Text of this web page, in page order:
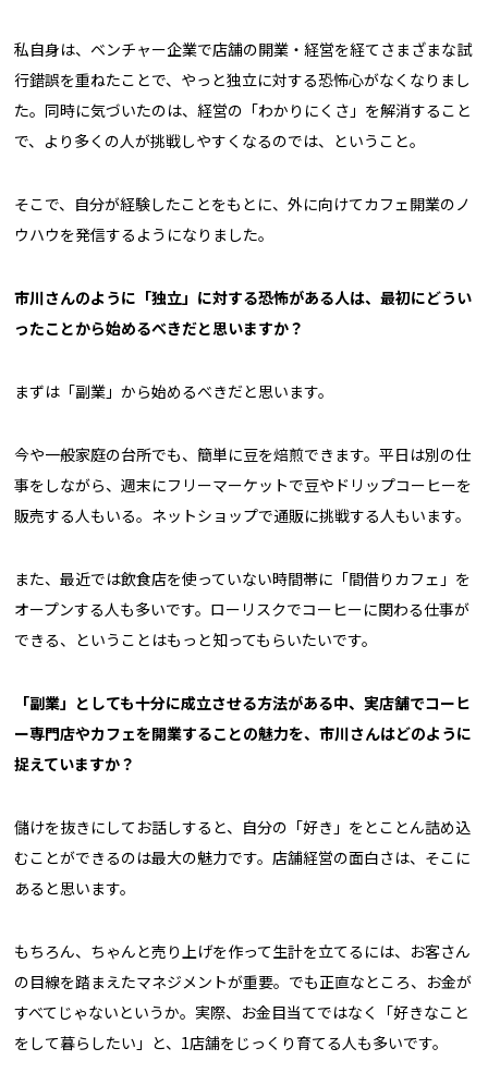
私自身は、ベンチャー企業で店舗の開業・経営を経てさまざまな試
行錯誤を重ねたことで、やっと独立に対する恐怖心がなくなりまし
た。同時に気づいたのは、経営の「わかりにくさ」を解消すること
で、より多くの人が挑戦しやすくなるのでは、ということ。
そこで、自分が経験したことをもとに、外に向けてカフェ開業のノ
ウハウを発信するようになりました。
――市川さんのように「独立」に対する恐怖がある人は、最初にどうい
ったことから始めるべきだと思いますか？
まずは「副業」から始めるべきだと思います。
今や一般家庭の台所でも、簡単に豆を焙煎できます。平日は別の仕
事をしながら、週末にフリーマーケットで豆やドリップコーヒーを
販売する人もいる。ネットショップで通販に挑戦する人もいます。
また、最近では飲食店を使っていない時間帯に「間借りカフェ」を
オープンする人も多いです。ローリスクでコーヒーに関わる仕事が
できる、ということはもっと知ってもらいたいです。
――「副業」としても十分に成立させる方法がある中、実店舗でコーヒ
ー専門店やカフェを開業することの魅力を、市川さんはどのように
捉えていますか？
儲けを抜きにしてお話しすると、自分の「好き」をとことん詰め込
むことができるのは最大の魅力です。店舗経営の面白さは、そこに
あると思います。
もちろん、ちゃんと売り上げを作って生計を立てるには、お客さん
の目線を踏まえたマネジメントが重要。でも正直なところ、お金が
すべてじゃないというか。実際、お金目当てではなく「好きなこと
をして暮らしたい」と、1店舗をじっくり育てる人も多いです。